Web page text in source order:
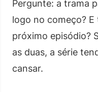
Pergunte: a trama
logo no começo?
próximo episódio?
as duas, a série
cansar.